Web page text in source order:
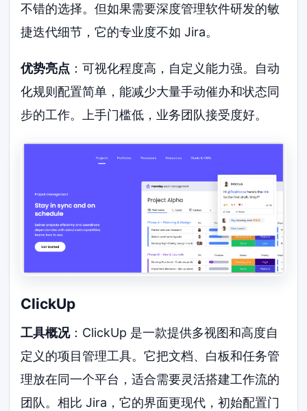
不错的选择。但如果需要深度管理软件研发的敏
捷迭代细节，它的专业度不如 Jira。
优势亮点 ：可视化程度高，自定义能力强。自动
化规则配置简单，能减少大量手动催办和状态同
步的工作。上手门槛低，业务团队接受度好。
ClickUp
工具概况：ClickUp 是一款提供多视图和高度自
定义的项目管理工具。它把文档、白板和任务管
理放在同一个平台，适合需要灵活搭建工作流的
团队。相比 Jira，它的界面更现代，初始配置门